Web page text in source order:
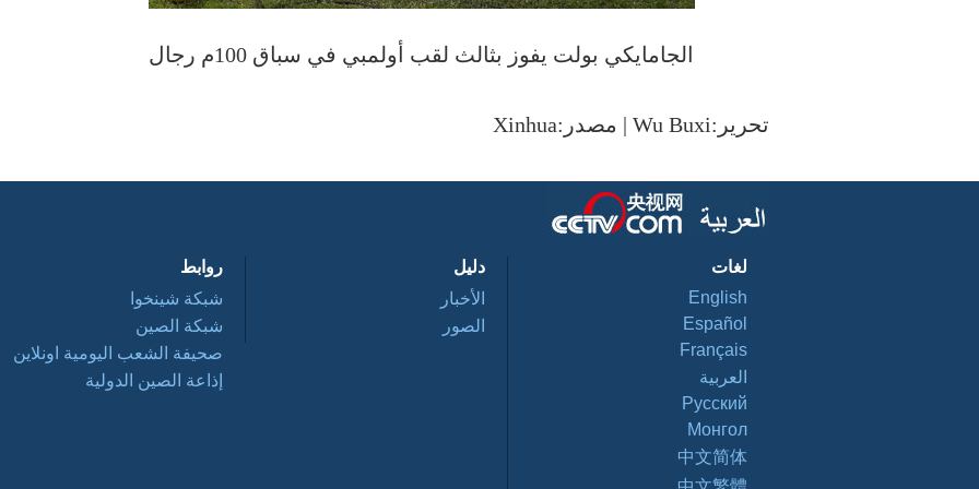
الجامايكي بولت يفوز بثالث لقب أولمبي في سباق 100م رجال
تحرير:Wu Buxi | مصدر:Xinhua
لغات
English
Español
Français
العربية
Pусский
Монгол
中文简体
دليل
الأخبار
الصور
روابط
شبكة شينخوا
شبكة الصين
صحيفة الشعب اليومية اونلاين
إذاعة الصين الدولية